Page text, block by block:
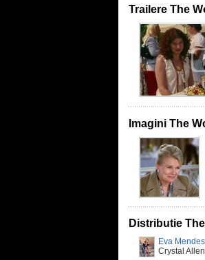
Trailere The
Imagini The
Distributie
Eva Mendes
Crystal Allen